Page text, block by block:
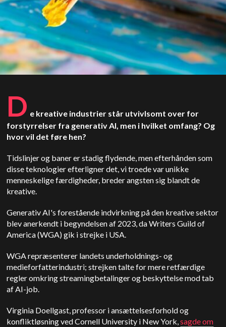
D e kreative industrier står utvivlsomt over for
forstyrrelser fra generativ AI, men i hvilket omfang? Og
hvor vil det føre hen?
Tidslinjer og baner er stadig flydende, men efterhånden som
disse teknologier efterligner det, vi troede var unikke
menneskelige færdigheder, breder angsten sig blandt de
kreative.
Generativ AI's forestående indvirkning på den kreative sektor
blev anerkendt i begyndelsen af 2023, da Writers Guild of
America (WGA) gik i strejke i USA.
WGA repræsenterer landets underholdnings- og
medieforfatterindustri; strejken talte for mere retfærdige
regler omkring streamingbetalinger og beskyttelse mod tab
af AI-job.
Virginia Doellgast, professor i ansættelsesforhold og
konfliktløsning ved Cornell University i New York,sagde om